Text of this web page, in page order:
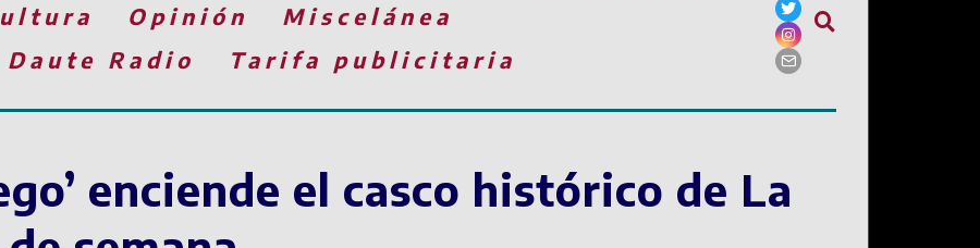
Opinión
Miscelánea
Radio
Tarifa publicitaria
enciende el casco histórico de La